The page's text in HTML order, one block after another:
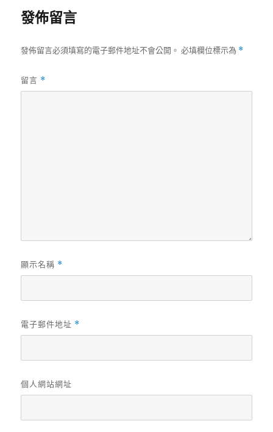
發佈留言
發佈留言必須填寫的電子郵件地址不會公開。 必填欄位標示為 *
留言 *
顯示名稱 *
電子郵件地址 *
個人網站網址